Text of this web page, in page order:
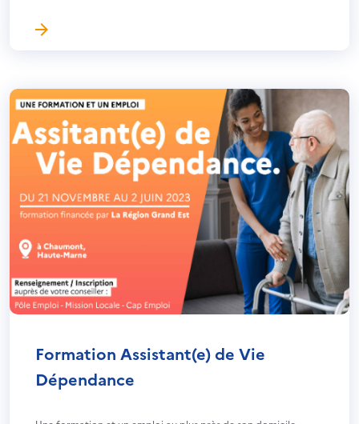
Formation Assistant(e) de Vie
Dépendance